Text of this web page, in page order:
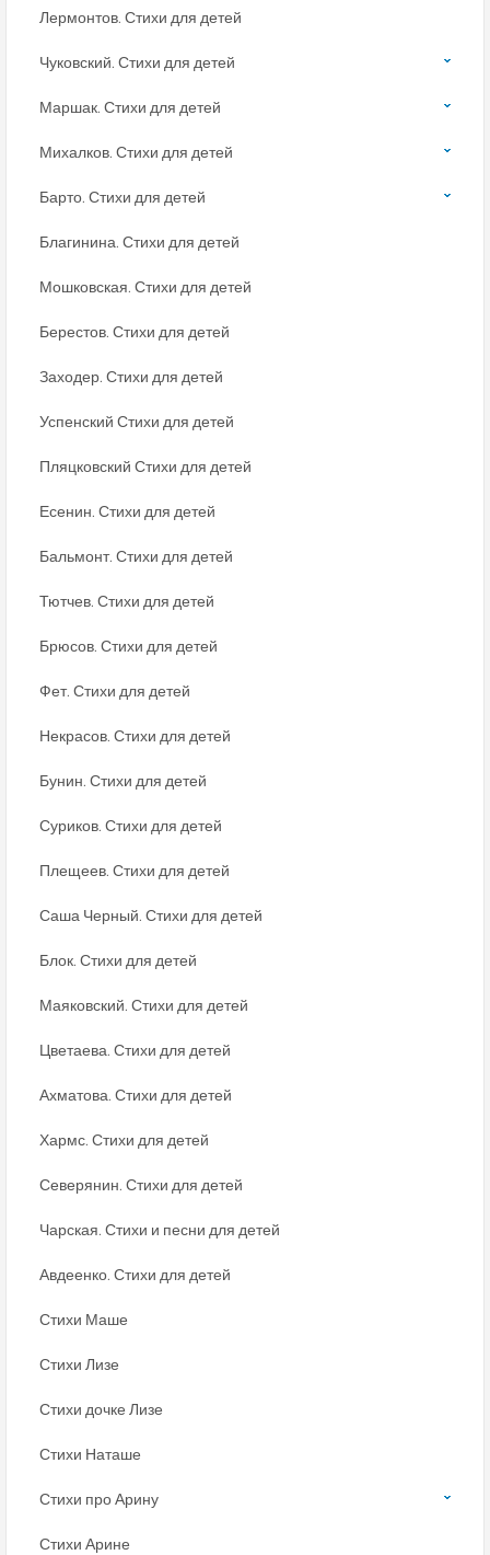
Лермонтов. Стихи для детей
Чуковский. Стихи для детей
Маршак. Стихи для детей
Михалков. Стихи для детей
Барто. Стихи для детей
Благинина. Стихи для детей
Мошковская. Стихи для детей
Берестов. Стихи для детей
Заходер. Стихи для детей
Успенский Стихи для детей
Пляцковский Стихи для детей
Есенин. Стихи для детей
Бальмонт. Стихи для детей
Тютчев. Стихи для детей
Брюсов. Стихи для детей
Фет. Стихи для детей
Некрасов. Стихи для детей
Бунин. Стихи для детей
Суриков. Стихи для детей
Плещеев. Стихи для детей
Саша Черный. Стихи для детей
Блок. Стихи для детей
Маяковский. Стихи для детей
Цветаева. Стихи для детей
Ахматова. Стихи для детей
Хармс. Стихи для детей
Северянин. Стихи для детей
Чарская. Стихи и песни для детей
Авдеенко. Стихи для детей
Стихи Маше
Стихи Лизе
Стихи дочке Лизе
Стихи Наташе
Стихи про Арину
Стихи Арине